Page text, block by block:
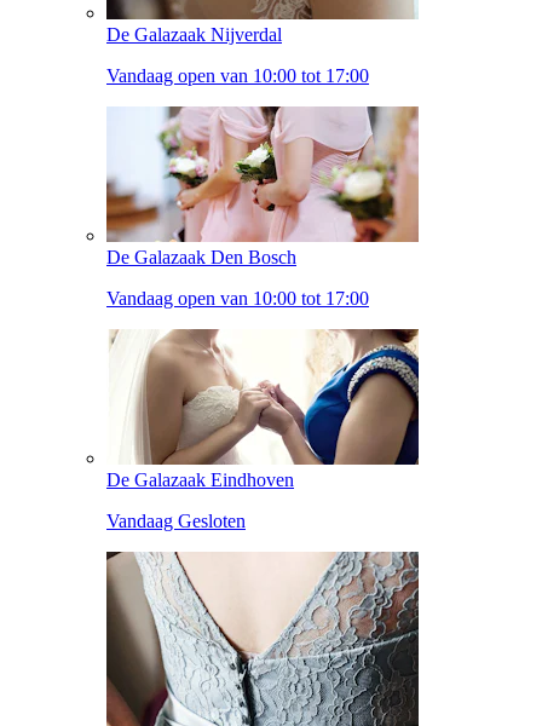
De Galazaak Nijverdal
Vandaag open van 10:00 tot 17:00
De Galazaak Den Bosch
Vandaag open van 10:00 tot 17:00
De Galazaak Eindhoven
Vandaag Gesloten